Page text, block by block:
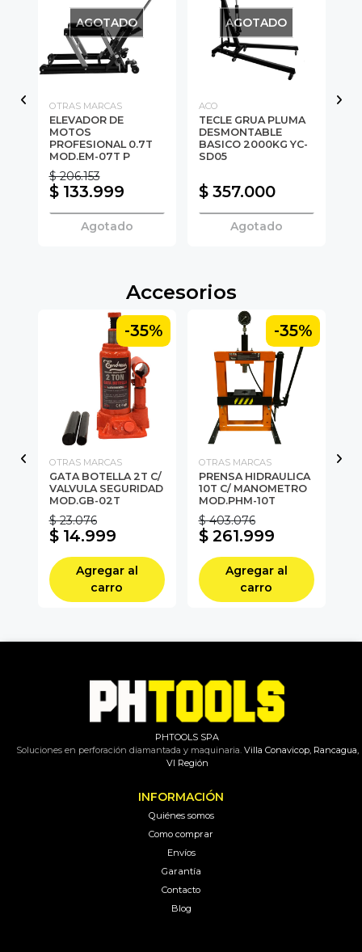
AGOTADO
OTRAS MARCAS
ELEVADOR DE
MOTOS
PROFESIONAL 0.7T
MOD.EM-07T P
$ 206.153
$ 133.999
Agotado
AGOTADO
ACO
TECLE GRUA PLUMA
DESMONTABLE
BASICO 2000KG YC-
SD05
$ 357.000
Agotado
Accesorios
-35%
OTRAS MARCAS
GATA BOTELLA 2T C/
VALVULA SEGURIDAD
MOD.GB-02T
$ 23.076
$ 14.999
Agregar al
carro
-35%
OTRAS MARCAS
PRENSA HIDRAULICA
10T C/ MANOMETRO
MOD.PHM-10T
$ 403.076
$ 261.999
Agregar al
carro
PHTOOLS SPA
Soluciones en perforación diamantada y maquinaria.Villa Conavicop, Rancagua,
VI Región
INFORMACIÓN
Quiénes somos
Como comprar
Envíos
Garantía
Contacto
Blog